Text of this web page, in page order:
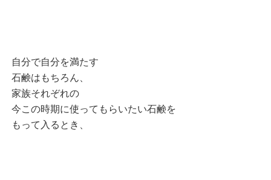
自分で自分を満たす
石鹸はもちろん、
家族それぞれの
今この時期に使ってもらいたい石鹸を
もって入るとき、